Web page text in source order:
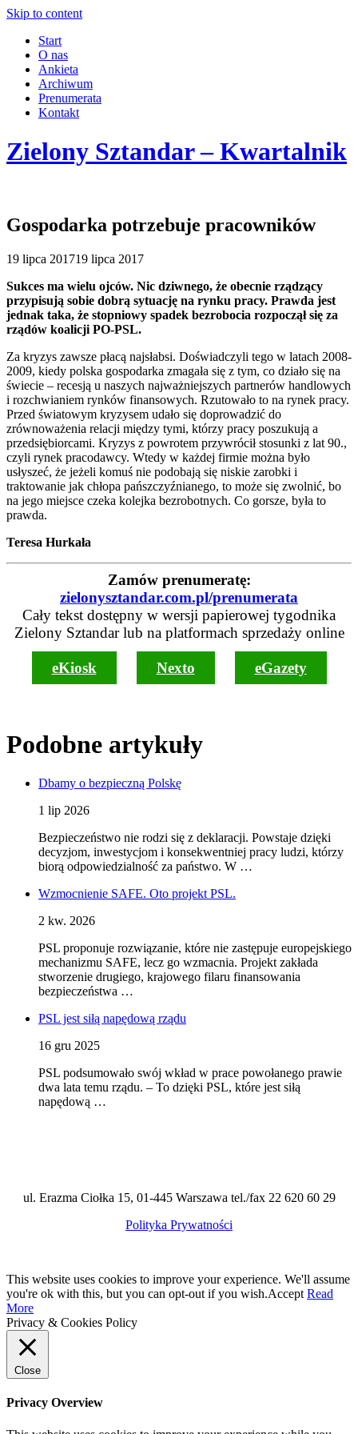
Skip to content
Start
O nas
Ankieta
Archiwum
Prenumerata
Kontakt
Zielony Sztandar – Kwartalnik
Gospodarka potrzebuje pracowników
19 lipca 201719 lipca 2017
Sukces ma wielu ojców. Nic dziwnego, że obecnie rządzący
przypisują sobie dobrą sytuację na rynku pracy. Prawda jest
jednak taka, że stopniowy spadek bezrobocia rozpoczął się za
rządów koalicji PO-PSL.
Za kryzys zawsze płacą najsłabsi. Doświadczyli tego w latach 2008-
2009, kiedy polska gospodarka zmagała się z tym, co działo się na
świecie – recesją u naszych najważniejszych partnerów handlowych
i rozchwianiem rynków finansowych. Rzutowało to na rynek pracy.
Przed światowym kryzysem udało się doprowadzić do
zrównoważenia relacji między tymi, którzy pracy poszukują a
przedsiębiorcami. Kryzys z powrotem przywrócił stosunki z lat 90.,
czyli rynek pracodawcy. Wtedy w każdej firmie można było
usłyszeć, że jeżeli komuś nie podobają się niskie zarobki i
traktowanie jak chłopa pańszczyźnianego, to może się zwolnić, bo
na jego miejsce czeka kolejka bezrobotnych. Co gorsze, była to
prawda.
Teresa Hurkała
Zamów prenumeratę:
zielonysztandar.com.pl/prenumerata
Cały tekst dostępny w wersji papierowej tygodnika
Zielony Sztandar lub na platformach sprzedaży online
eKiosk Nexto eGazety
Podobne artykuły
Dbamy o bezpieczną Polskę
1 lip 2026
Bezpieczeństwo nie rodzi się z deklaracji. Powstaje dzięki
decyzjom, inwestycjom i konsekwentniej pracy ludzi, którzy
biorą odpowiedzialność za państwo. W …
Wzmocnienie SAFE. Oto projekt PSL.
2 kw. 2026
PSL proponuje rozwiązanie, które nie zastępuje europejskiego
mechanizmu SAFE, lecz go wzmacnia. Projekt zakłada
stworzenie drugiego, krajowego filaru finansowania
bezpieczeństwa …
PSL jest siłą napędową rządu
16 gru 2025
PSL podsumowało swój wkład w prace powołanego prawie
dwa lata temu rządu. – To dzięki PSL, które jest siłą
napędową …
ul. Erazma Ciołka 15, 01-445 Warszawa tel./fax 22 620 60 29
Polityka Prywatności
This website uses cookies to improve your experience. We'll assume
you're ok with this, but you can opt-out if you wish.Accept Read
More
Privacy & Cookies Policy
Close
Privacy Overview